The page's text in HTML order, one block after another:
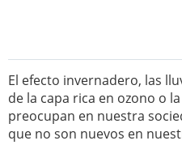
El efecto invernadero, las
de la capa rica en ozono o
preocupan en nuestra
que no son nuevos en